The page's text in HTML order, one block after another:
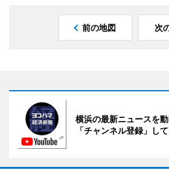
前の地図 次
横浜の最新ニュースを動
「チャンネル登録」し